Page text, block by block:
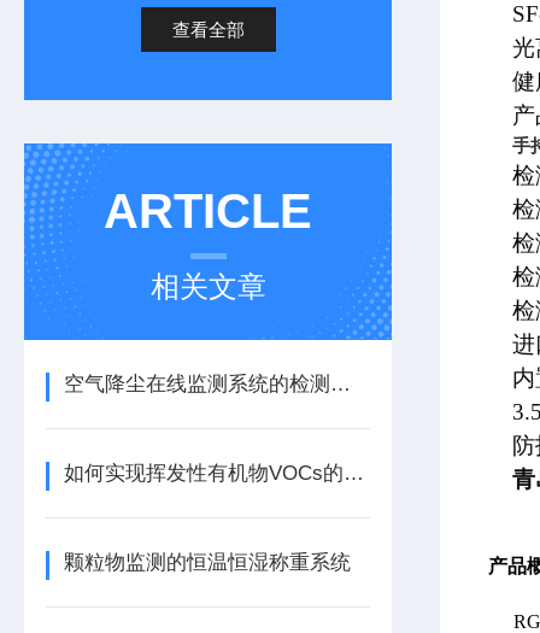
查看全部
ARTICLE
相关文章
空气降尘在线监测系统的检测原理你知道吗？
如何实现挥发性有机物VOCs的监测呢
颗粒物监测的恒温恒湿称重系统
光
健
手
检
检
进
青
产品